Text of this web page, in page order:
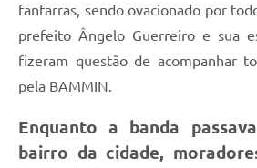
fanfarras, sendo ovacionado por
prefeito Ângelo Guerreiro e sua
fizeram questão de acompanhar
pela BAMMIN.
Enquanto a banda
bairro da cidade,